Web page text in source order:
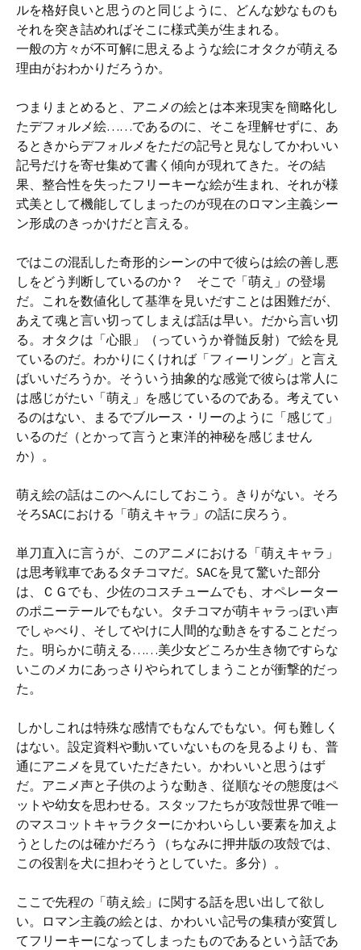
ルを格好良いと思うのと同じように、どんな妙なものも
それを突き詰めればそこに様式美が生まれる。
一般の方々が不可解に思えるような絵にオタクが萌える
理由がおわかりだろうか。
つまりまとめると、アニメの絵とは本来現実を簡略化し
たデフォルメ絵……であるのに、そこを理解せずに、あ
るときからデフォルメをただの記号と見なしてかわいい
記号だけを寄せ集めて書く傾向が現れてきた。その結
果、整合性を失ったフリーキーな絵が生まれ、それが様
式美として機能してしまったのが現在のロマン主義シー
ン形成のきっかけだと言える。
ではこの混乱した奇形的シーンの中で彼らは絵の善し悪
しをどう判断しているのか？ そこで「萌え」の登場
だ。これを数値化して基準を見いだすことは困難だが、
あえて魂と言い切ってしまえば話は早い。だから言い切
る。オタクは「心眼」（っていうか脊髄反射）で絵を見
ているのだ。わかりにくければ「フィーリング」と言え
ばいいだろうか。そういう抽象的な感覚で彼らは常人に
は感じがたい「萌え」を感じているのである。考えてい
るのはない、まるでブルース・リーのように「感じて」
いるのだ（とかって言うと東洋的神秘を感じません
か）。
萌え絵の話はこのへんにしておこう。きりがない。そろ
そろSACにおける「萌えキャラ」の話に戻ろう。
単刀直入に言うが、このアニメにおける「萌えキャラ」
は思考戦車であるタチコマだ。SACを見て驚いた部分
は、ＣＧでも、少佐のコスチュームでも、オペレーター
のポニーテールでもない。タチコマが萌キャラっぽい声
でしゃべり、そしてやけに人間的な動きをすることだっ
た。明らかに萌える……美少女どころか生き物ですらな
いこのメカにあっさりやられてしまうことが衝撃的だっ
た。
しかしこれは特殊な感情でもなんでもない。何も難しく
はない。設定資料や動いていないものを見るよりも、普
通にアニメを見ていただきたい。かわいいと思うはず
だ。アニメ声と子供のような動き、従順なその態度はペ
ットや幼女を思わせる。スタッフたちが攻殻世界で唯一
のマスコットキャラクターにかわいらしい要素を加えよ
うとしたのは確かだろう（ちなみに押井版の攻殻では、
この役割を犬に担わそうとしていた。多分）。
ここで先程の「萌え絵」に関する話を思い出して欲し
い。ロマン主義の絵とは、かわいい記号の集積が変質し
てフリーキーになってしまったものであるという話であ